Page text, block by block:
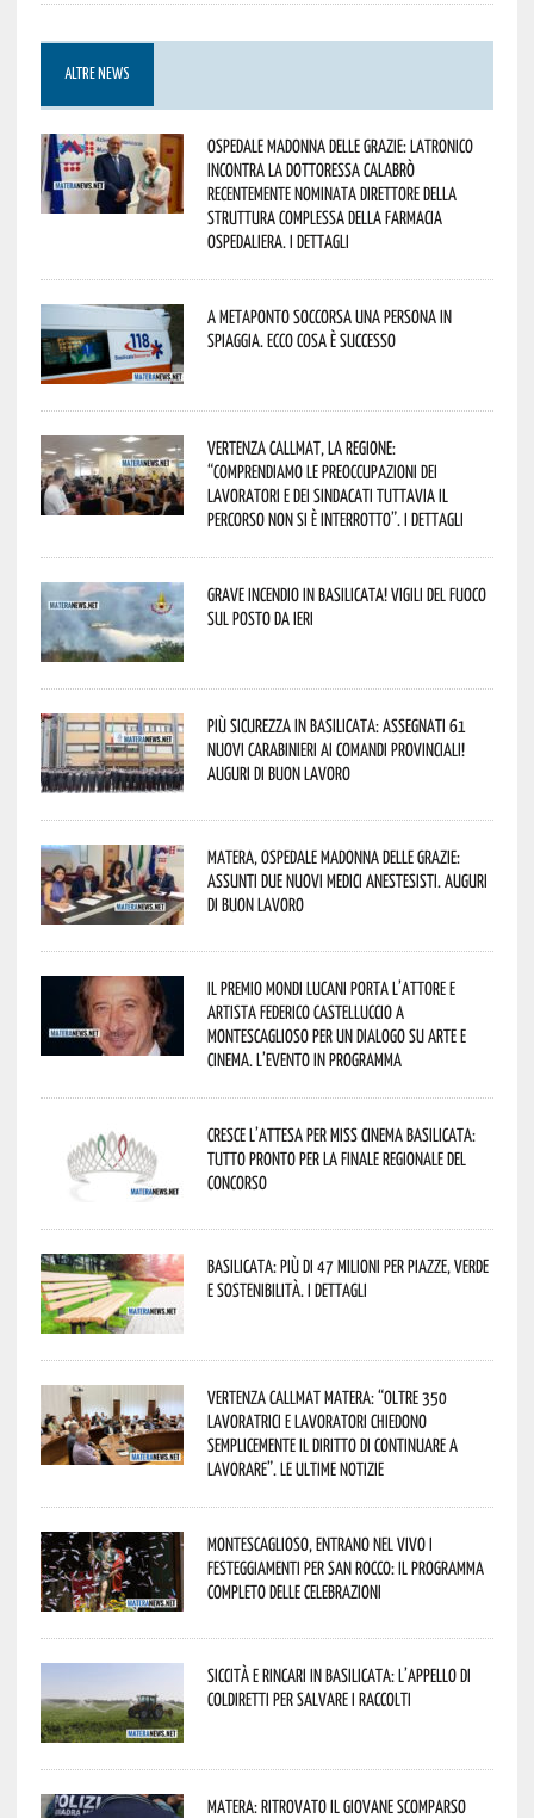
ALTRE NEWS
Ospedale Madonna delle Grazie: Latronico
incontra la dottoressa Calabrò
recentemente nominata Direttore della
Struttura Complessa della Farmacia
Ospedaliera. I dettagli
A Metaponto soccorsa una persona in
spiaggia. Ecco cosa è successo
Vertenza CallMat, la Regione:
“comprendiamo le preoccupazioni dei
lavoratori e dei sindacati tuttavia il
percorso non si è interrotto”. I dettagli
Grave incendio in Basilicata! Vigili del fuoco
sul posto da ieri
Più sicurezza in Basilicata: assegnati 61
nuovi Carabinieri ai Comandi provinciali!
Auguri di buon lavoro
Matera, Ospedale Madonna delle Grazie:
assunti due nuovi medici anestesisti. Auguri
di buon lavoro
Il Premio Mondi Lucani porta l’attore e
artista Federico Castelluccio a
Montescaglioso per un dialogo su arte e
cinema. L’evento in programma
Cresce l’attesa per Miss Cinema Basilicata:
tutto pronto per la finale regionale del
concorso
Basilicata: più di 47 milioni per piazze, verde
e sostenibilità. I dettagli
Vertenza CallMat Matera: “Oltre 350
lavoratrici e lavoratori chiedono
semplicemente il diritto di continuare a
lavorare”. Le ultime notizie
Montescaglioso, entrano nel vivo i
festeggiamenti per San Rocco: il programma
completo delle celebrazioni
Siccità e rincari in Basilicata: l’appello di
Coldiretti per salvare i raccolti
Matera: ritrovato il giovane scomparso